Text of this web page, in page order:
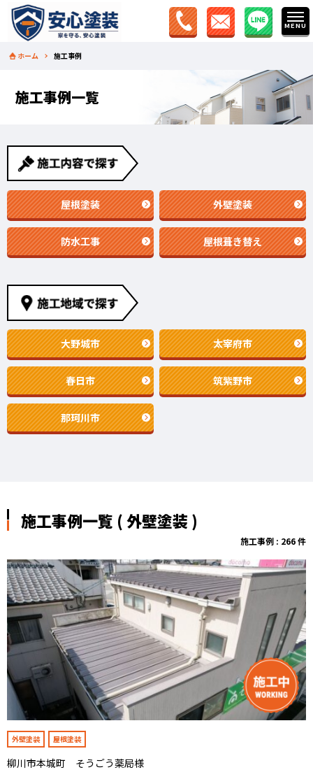
ホーム 施工事例
施工事例一覧
屋根塗装 外壁塗装
防水工事 屋根葺き替え
大野城市 太宰府市
春日市 筑紫野市
那珂川市
施工事例一覧 ( 外壁塗装 )
施工事例 : 266 件
外壁塗装 屋根塗装
柳川市本城町 そうごう薬局様